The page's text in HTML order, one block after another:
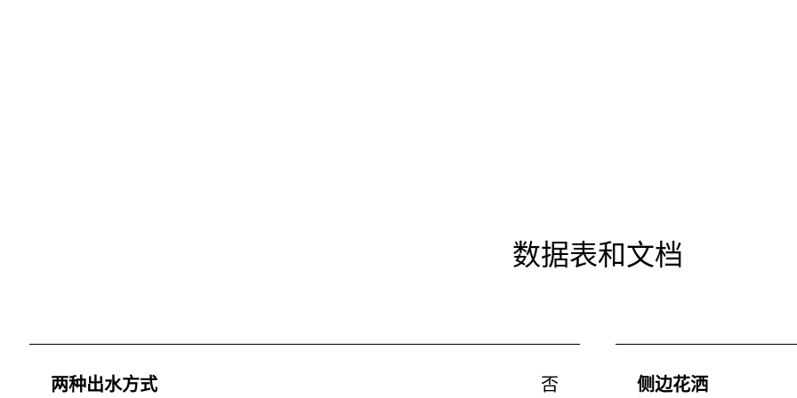
数据表和文档
两种出水方式 否 侧边花洒